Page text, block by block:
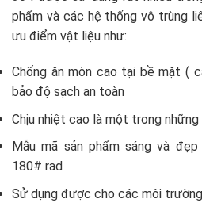
phẩm và các hệ thống vô trùng
ưu điểm vật liệu như:
Chống ăn mòn cao tại bề mặt (
bảo độ sạch an toàn
Chịu nhiệt cao là một trong
Mẫu mã sản phẩm sáng và
180# rad
Sử dụng được cho các môi